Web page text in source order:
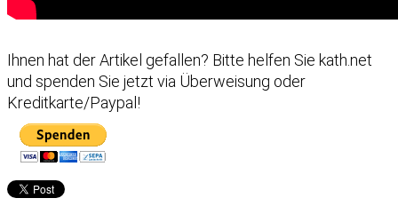
Ihnen hat der Artikel gefallen? Bitte helfen Sie kath.net
und spenden Sie jetzt via Überweisung oder
Kreditkarte/Paypal!